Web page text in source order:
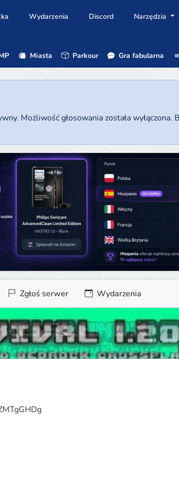
Wydarzenia Discord Narzędzia
Miasta Parkour Gra fabularna
Możliwość głosowania została wyłączona.
Zgłoś serwer Wydarzenia